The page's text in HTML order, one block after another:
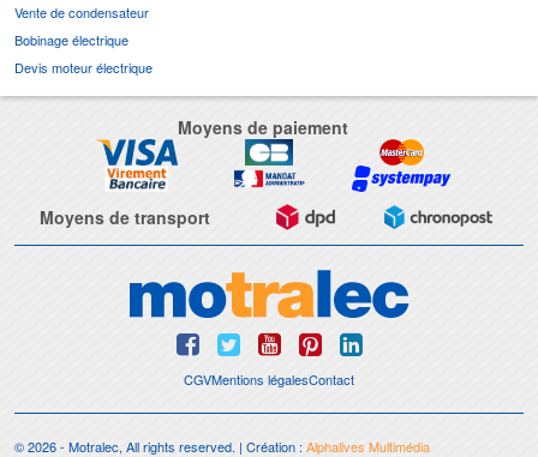
Vente de condensateur
Bobinage électrique
Devis moteur électrique
Moyens de paiement
Moyens de transport
CGVMentions légalesContact
© 2026 - Motralec, All rights reserved. | Création :Alphalives Multimédia